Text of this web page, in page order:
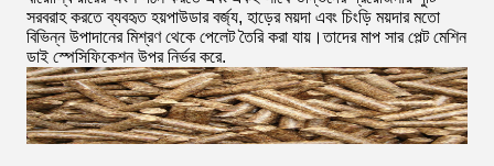
সরবরাহ করতে ব্যবহৃত হয়পাউডার বর্জ্য, হাড়ের ময়দা এবং চিংড়ি ময়দার মতো
বিভিন্ন উপাদানের মিশ্রণ থেকে পেলেট তৈরি করা যায়।তাদের মাপ সার পেল্ট মেশিন
ডাই স্পেসিফিকেশন উপর নির্ভর করে.